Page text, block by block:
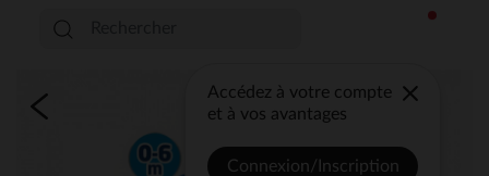
Accédez à votre compte
et à vos avantages
Connexion/Inscription